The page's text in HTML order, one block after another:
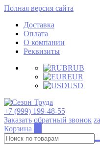
Полная версия сайта
Доставка
Оплата
О компании
Реквизиты
RUB
EUR
USD
+7 (999) 199-48-55
Заказать обратный звонок
Корзина